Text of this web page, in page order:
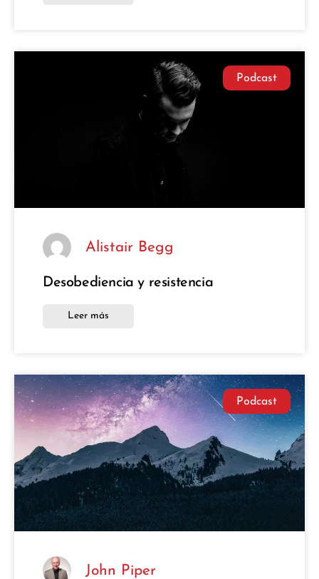
Podcast
Alistair Begg
Desobediencia y resistencia
Leer más
Podcast
John Piper